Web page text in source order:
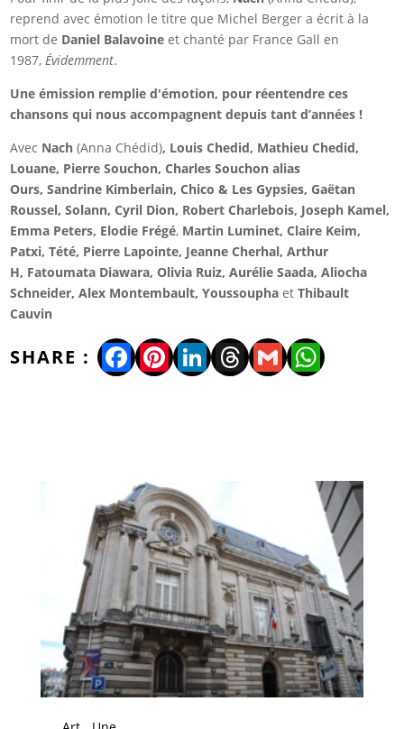
reprend avec émotion le titre que Michel Berger a écrit à la
mort de Daniel Balavoineet chanté par France Gall en
1987, Évidemment.
Une émission remplie d'émotion, pour réentendre ces
chansons qui nous accompagnent depuis tant d’années !
Avec Nach(Anna Chédid), Louis Chedid, Mathieu Chedid,
Louane, Pierre Souchon, Charles Souchon alias
Ours, Sandrine Kimberlain, Chico & Les Gypsies, Gaëtan
Roussel, Solann, Cyril Dion, Robert Charlebois, Joseph Kamel,
Emma Peters, Elodie Frégé, Martin Luminet, Claire Keim,
Patxi, Tété, Pierre Lapointe, Jeanne Cherhal, Arthur
H, Fatoumata Diawara, Olivia Ruiz, Aurélie Saada, Aliocha
Schneider, Alex Montembault, YoussouphaetThibault
Cauvin
Facebook
Pinterest
LinkedIn
Threads
Gmail